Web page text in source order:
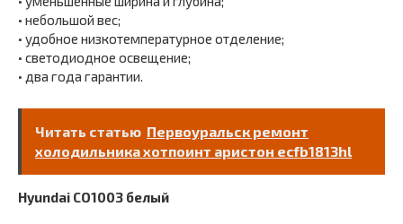
• небольшой вес;
• удобное низкотемпературное отделение;
• светодиодное освещение;
• два года гарантии.
Читать статью Первоуральск ремонт
холодильника хотпоинт аристон ecfb1813hl
Hyundai CO1003 белый